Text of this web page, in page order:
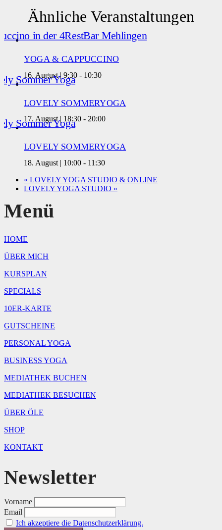
Ähnliche Veranstaltungen
YOGA & CAPPUCCINO
16. August | 9:30 - 10:30
LOVELY SOMMERYOGA
17. August | 18:30 - 20:00
LOVELY SOMMERYOGA
18. August | 10:00 - 11:30
« LOVELY YOGA STUDIO & ONLINE
LOVELY YOGA STUDIO »
Menü
HOME
ÜBER MICH
KURSPLAN
SPECIALS
10ER-KARTE
GUTSCHEINE
PERSONAL YOGA
BUSINESS YOGA
MEDIATHEK BUCHEN
MEDIATHEK BESUCHEN
ÜBER ÖLE
SHOP
KONTAKT
Newsletter
Vorname
Email
Ich akzeptiere die Datenschutzerklärung.